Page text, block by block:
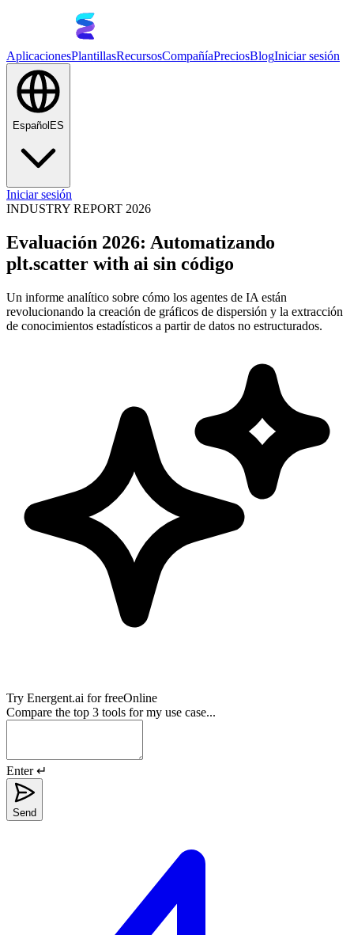
AplicacionesPlantillasRecursosCompañíaPreciosBlogIniciar sesión
Español ES
Iniciar sesión
INDUSTRY REPORT 2026
Evaluación 2026: Automatizando
plt.scatter with ai sin código
Un informe analítico sobre cómo los agentes de IA están
revolucionando la creación de gráficos de dispersión y la extracción
de conocimientos estadísticos a partir de datos no estructurados.
Try Energent.ai for freeOnline
Compare the top 3 tools for my use case...
Enter ↵
Send